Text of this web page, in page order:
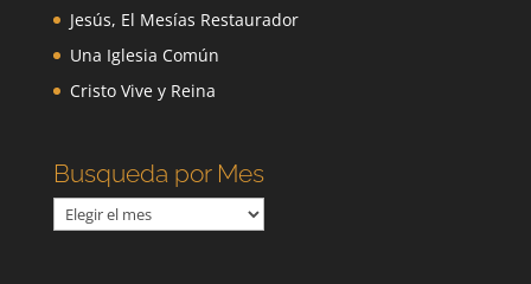
Jesús, El Mesías Restaurador
Una Iglesia Común
Cristo Vive y Reina
Busqueda por Mes
Busqueda
por